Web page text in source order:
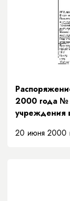
2000 года №
учреждения
2001 учебный
20 июня 2000